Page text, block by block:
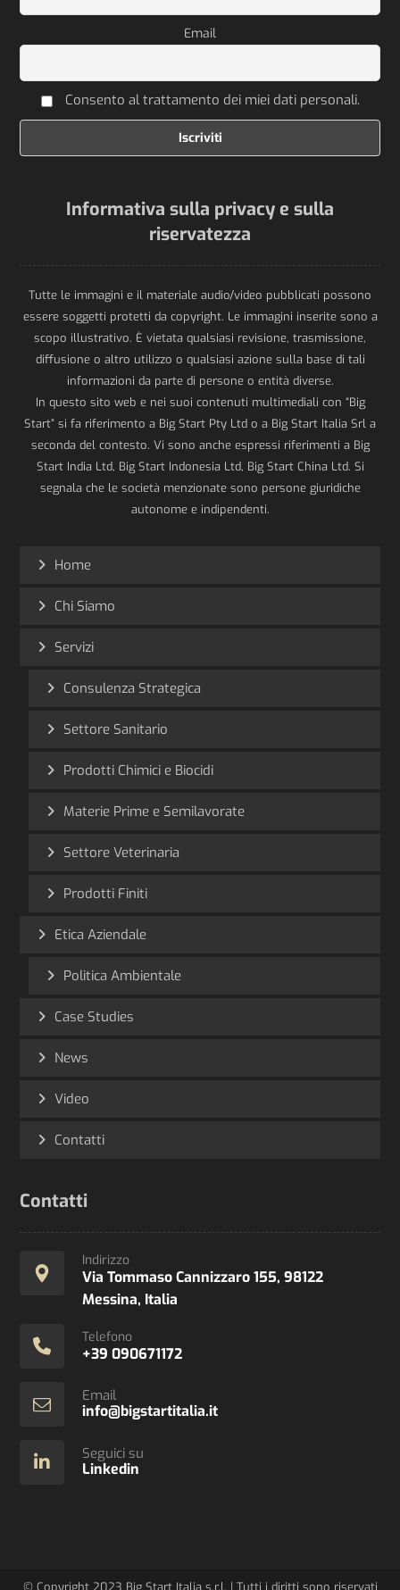
Email
Consento al trattamento dei miei dati personali.
Informativa sulla privacy e sulla
riservatezza
Tutte le immagini e il materiale audio/video pubblicati possono
essere soggetti protetti da copyright. Le immagini inserite sono a
scopo illustrativo. È vietata qualsiasi revisione, trasmissione,
diffusione o altro utilizzo o qualsiasi azione sulla base di tali
informazioni da parte di persone o entità diverse.
In questo sito web e nei suoi contenuti multimediali con “Big
Start” si fa riferimento a Big Start Pty Ltd o a Big Start Italia Srl a
seconda del contesto. Vi sono anche espressi riferimenti a Big
Start India Ltd, Big Start Indonesia Ltd, Big Start China Ltd. Si
segnala che le società menzionate sono persone giuridiche
autonome e indipendenti.
Home
Chi Siamo
Servizi
Consulenza Strategica
Settore Sanitario
Prodotti Chimici e Biocidi
Materie Prime e Semilavorate
Settore Veterinaria
Prodotti Finiti
Etica Aziendale
Politica Ambientale
Case Studies
News
Video
Contatti
Contatti
Indirizzo
Via Tommaso Cannizzaro 155, 98122
Messina, Italia
Telefono
+39 090671172
Email
info@bigstartitalia.it
Seguici su
Linkedin
© Copyright 2023 Big Start Italia s.r.l. | Tutti i diritti sono riservati